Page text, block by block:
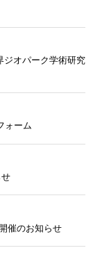
ジオパーク学術研究
ォーム
催のお知らせ